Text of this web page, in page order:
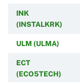
INK
(INSTALKRK)
ULM (ULMA)
ECT
(ECO5TECH)